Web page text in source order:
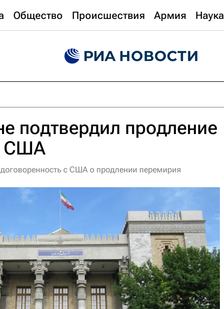
Общество Происшествия Армия Наука
подтвердил продление
США
с США о продлении перемирия